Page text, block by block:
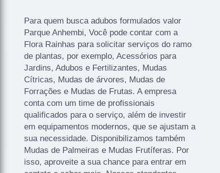
Para quem busca adubos formulados valor
Parque Anhembi, Você pode contar com a
Flora Rainhas para solicitar serviços do ramo
de plantas, por exemplo, Acessórios para
Jardins, Adubos e Fertilizantes, Mudas
Cítricas, Mudas de árvores, Mudas de
Forrações e Mudas de Frutas. A empresa
conta com um time de profissionais
qualificados para o serviço, além de investir
em equipamentos modernos, que se ajustam a
sua necessidade. Disponibilizamos também
Mudas de Palmeiras e Mudas Frutíferas. Por
isso, aproveite a sua chance para entrar em